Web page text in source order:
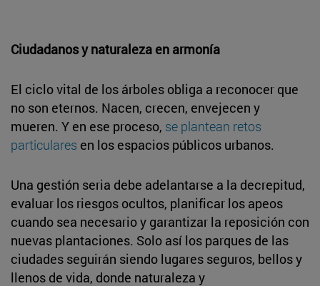
Ciudadanos y naturaleza en armonía
El ciclo vital de los árboles obliga a reconocer que
no son eternos. Nacen, crecen, envejecen y
mueren. Y en ese proceso, se plantean retos
particulares en los espacios públicos urbanos.
Una gestión seria debe adelantarse a la decrepitud,
evaluar los riesgos ocultos, planificar los apeos
cuando sea necesario y garantizar la reposición con
nuevas plantaciones. Solo así los parques de las
ciudades seguirán siendo lugares seguros, bellos y
llenos de vida, donde naturaleza y